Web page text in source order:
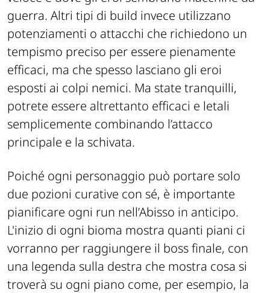
guerra. Altri tipi di build invece utilizzano
potenziamenti o attacchi che richiedono un
tempismo preciso per essere pienamente
efficaci, ma che spesso lasciano gli eroi
esposti ai colpi nemici. Ma state tranquilli,
potrete essere altrettanto efficaci e letali
semplicemente combinando l’attacco
principale e la schivata.
Poiché ogni personaggio può portare solo
due pozioni curative con sé, è importante
pianificare ogni run nell’Abisso in anticipo.
L'inizio di ogni bioma mostra quanti piani ci
vorranno per raggiungere il boss finale, con
una legenda sulla destra che mostra cosa si
troverà su ogni piano come, per esempio, la